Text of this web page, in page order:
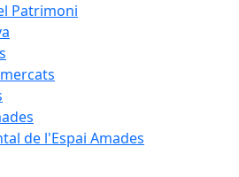
Patrimoni
de l'Espai Amades